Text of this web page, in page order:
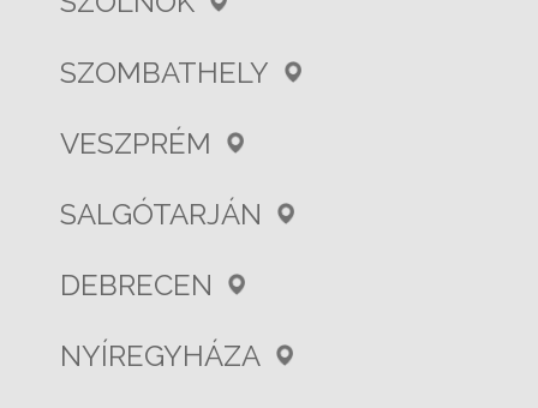
SZOMBATHELY
VESZPRÉM
SALGÓTARJÁN
DEBRECEN
NYÍREGYHÁZA